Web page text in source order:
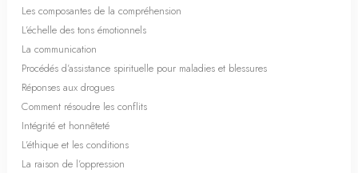
Les composantes de la compréhension
L’échelle des tons émotionnels
La communication
Procédés d’assistance spirituelle pour maladies et blessures
Réponses aux drogues
Comment résoudre les conflits
Intégrité et honnêteté
L’éthique et les conditions
La raison de l’oppression